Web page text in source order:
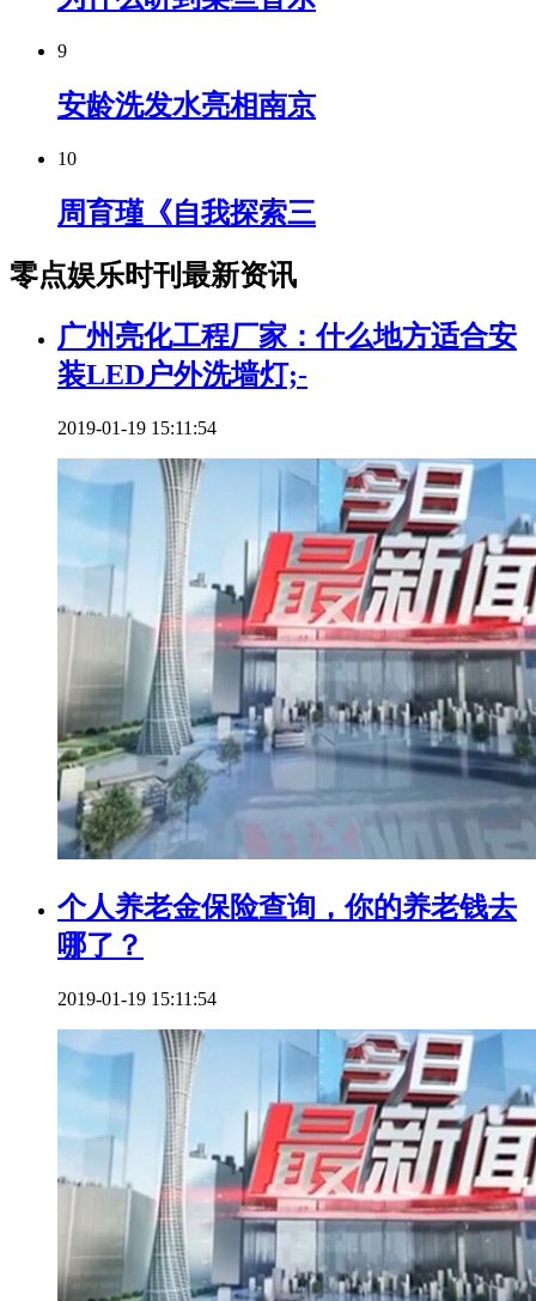
9
安龄洗发水亮相南京
10
周育瑾《自我探索三
零点娱乐时刊最新资讯
广州亮化工程厂家：什么地方适合安
装LED户外洗墙灯;-
2019-01-19 15:11:54
个人养老金保险查询，你的养老钱去
哪了？
2019-01-19 15:11:54